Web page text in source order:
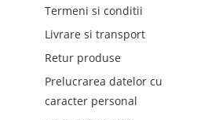
Termeni si conditii
Livrare si transport
Retur produse
Prelucrarea datelor cu
caracter personal